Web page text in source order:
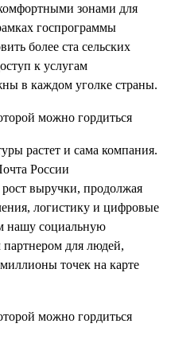
зонами для
госпрограммы
более ста сельских
к услугам
в каждом уголке страны.
растет и сама компания.
России
выручки, продолжая
логистику и цифровые
нашу социальную
для людей,
точек на карте